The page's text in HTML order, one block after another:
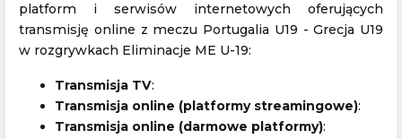
platform i serwisów internetowych oferujących
transmisję online z meczu Portugalia U19 - Grecja U19
w rozgrywkach Eliminacje ME U-19:
Transmisja TV:
Transmisja online (platformy streamingowe):
Transmisja online (darmowe platformy):